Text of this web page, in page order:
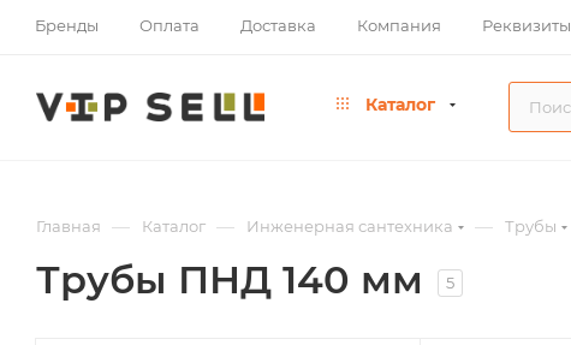
Бренды Оплата Доставка Компания Реквизиты
Каталог
Главная — Каталог — Инженерная сантехника — Трубы
Трубы ПНД 140 мм 5